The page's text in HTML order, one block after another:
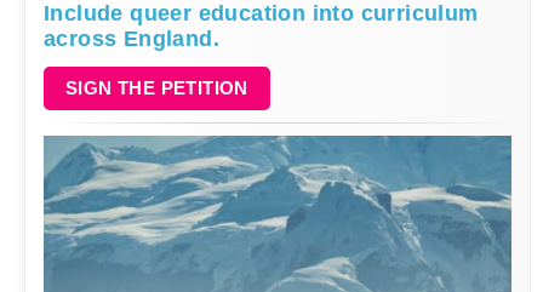
Include queer education into curriculum
across England.
SIGN THE PETITION